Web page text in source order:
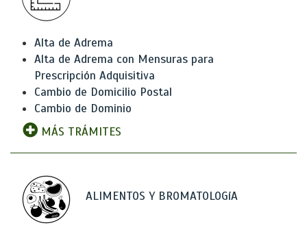
Alta de Adrema
Alta de Adrema con Mensuras para
Prescripción Adquisitiva
Cambio de Domicilio Postal
Cambio de Dominio
MÁS TRÁMITES
ALIMENTOS Y BROMATOLOGíA